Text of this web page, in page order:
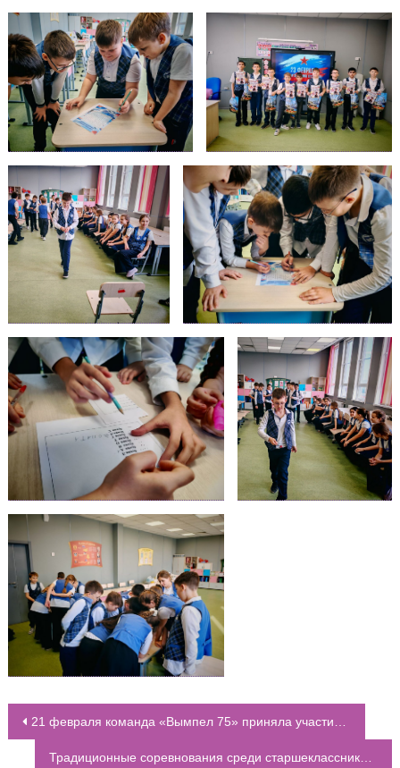
НАВИГАЦИЯ ПО ЗАПИСЯМ
21 февраля команда «Вымпел 75» приняла участие в открытых военно-спортивных соревнованиях «ВЗВОД»
Традиционные соревнования среди старшеклассников «А ну-ка, парни!»